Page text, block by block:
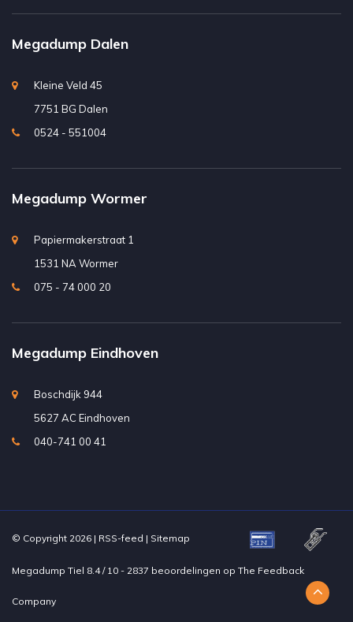
Megadump Dalen
Kleine Veld 45
7751 BG Dalen
0524 - 551004
Megadump Wormer
Papiermakerstraat 1
1531 NA Wormer
075 - 74 000 20
Megadump Eindhoven
Boschdijk 944
5627 AC Eindhoven
040-741 00 41
© Copyright 2026 | RSS-feed | Sitemap
Megadump Tiel 8.4/ 10 - 2837 beoordelingen op The Feedback
Company